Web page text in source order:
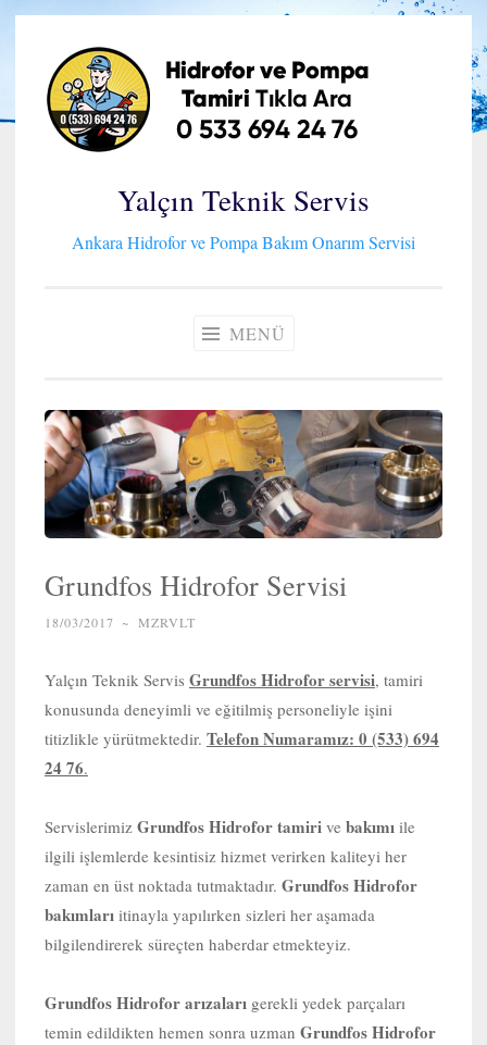
İçeriğe
geç
Yalçın Teknik Servis
Ankara Hidrofor ve Pompa Bakım Onarım Servisi
MENÜ
Grundfos Hidrofor Servisi
18/03/2017 ~ MZRVLT
Yalçın Teknik Servis Grundfos Hidrofor servisi, tamiri
konusunda deneyimli ve eğitilmiş personeliyle işini
titizlikle yürütmektedir. Telefon Numaramız: 0 (533) 694
24 76.
Servislerimiz Grundfos Hidrofor tamiri ve bakımı ile
ilgili işlemlerde kesintisiz hizmet verirken kaliteyi her
zaman en üst noktada tutmaktadır. Grundfos Hidrofor
bakımları itinayla yapılırken sizleri her aşamada
bilgilendirerek süreçten haberdar etmekteyiz.
Grundfos Hidrofor arızaları gerekli yedek parçaları
temin edildikten hemen sonra uzman Grundfos Hidrofor